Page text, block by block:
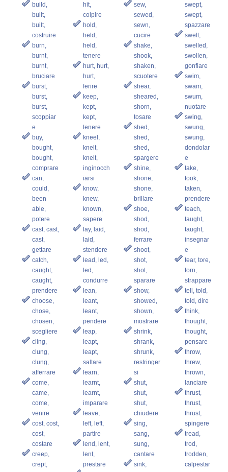
build,
built,
built,
costruire
burn,
burnt,
burnt,
bruciare
burst,
burst,
burst,
scoppiar
e
buy,
bought,
bought,
comprare
can,
could,
been
able,
potere
cast, cast,
cast,
gettare
catch,
caught,
caught,
prendere
choose,
chose,
chosen,
scegliere
cling,
clung,
clung,
afferrare
come,
came,
come,
venire
cost, cost,
cost,
costare
creep,
crept,
hit,
colpire
hold,
held,
held,
tenere
hurt, hurt,
hurt,
ferire
keep,
kept,
kept,
tenere
kneel,
knelt,
knelt,
inginocch
iarsi
know,
knew,
known,
sapere
lay, laid,
laid,
stendere
lead, led,
led,
condurre
lean,
leant,
leant,
pendere
leap,
leapt,
leapt,
saltare
learn,
learnt,
learnt,
imparare
leave,
left, left,
partire
lend, lent,
lent,
prestare
sew,
sewed,
sewn,
cucire
shake,
shook,
shaken,
scuotere
shear,
sheared,
shorn,
tosare
shed,
shed,
shed,
spargere
shine,
shone,
shone,
brillare
shoe,
shod,
shod,
ferrare
shoot,
shot,
shot,
sparare
show,
showed,
shown,
mostrare
shrink,
shrank,
shrunk,
restringer
si
shut,
shut,
shut,
chiudere
sing,
sang,
sung,
cantare
sink,
swept,
swept,
spazzare
swell,
swelled,
swollen,
gonfiare
swim,
swam,
swum,
nuotare
swing,
swung,
swung,
dondolar
e
take,
took,
taken,
prendere
teach,
taught,
taught,
insegnar
e
tear, tore,
torn,
strappare
tell, told,
told, dire
think,
thought,
thought,
pensare
throw,
threw,
thrown,
lanciare
thrust,
thrust,
thrust,
spingere
tread,
trod,
trodden,
calpestar